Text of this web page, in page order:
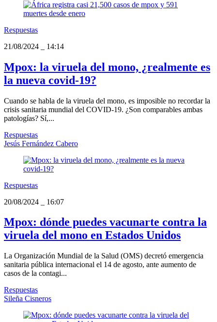
Respuestas
21/08/2024
14:14
Mpox: la viruela del mono, ¿realmente es
la nueva covid-19?
Cuando se habla de la viruela del mono, es imposible no recordar la
crisis sanitaria mundial del COVID-19. ¿Son comparables ambas
patologías? Sí,...
Respuestas
Jesús Fernández Cabero
Respuestas
20/08/2024
16:07
Mpox: dónde puedes vacunarte contra la
viruela del mono en Estados Unidos
La Organización Mundial de la Salud (OMS) decretó emergencia
sanitaria pública internacional el 14 de agosto, ante aumento de
casos de la contagi...
Respuestas
Sileña Cisneros